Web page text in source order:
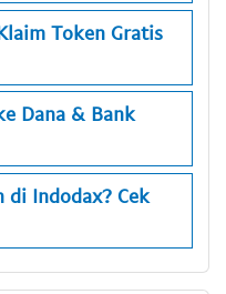
Token Gratis
Dana & Bank
di Indodax? Cek